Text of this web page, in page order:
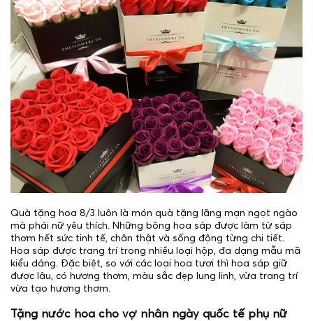
Quà tặng hoa 8/3 luôn là món quà tặng lãng mạn ngọt ngào
mà phái nữ yêu thích. Những bông hoa sáp được làm từ sáp
thơm hết sức tinh tế, chân thật và sống động từng chi tiết.
Hoa sáp được trang trí trong nhiều loại hộp, đa dạng mẫu mã
kiểu dáng. Đặc biệt, so với các loại hoa tươi thì hoa sáp giữ
được lâu, có hương thơm, màu sắc đẹp lung linh, vừa trang trí
vừa tạo hương thơm.
Tặng nước hoa cho vợ nhân ngày quốc tế phụ nữ